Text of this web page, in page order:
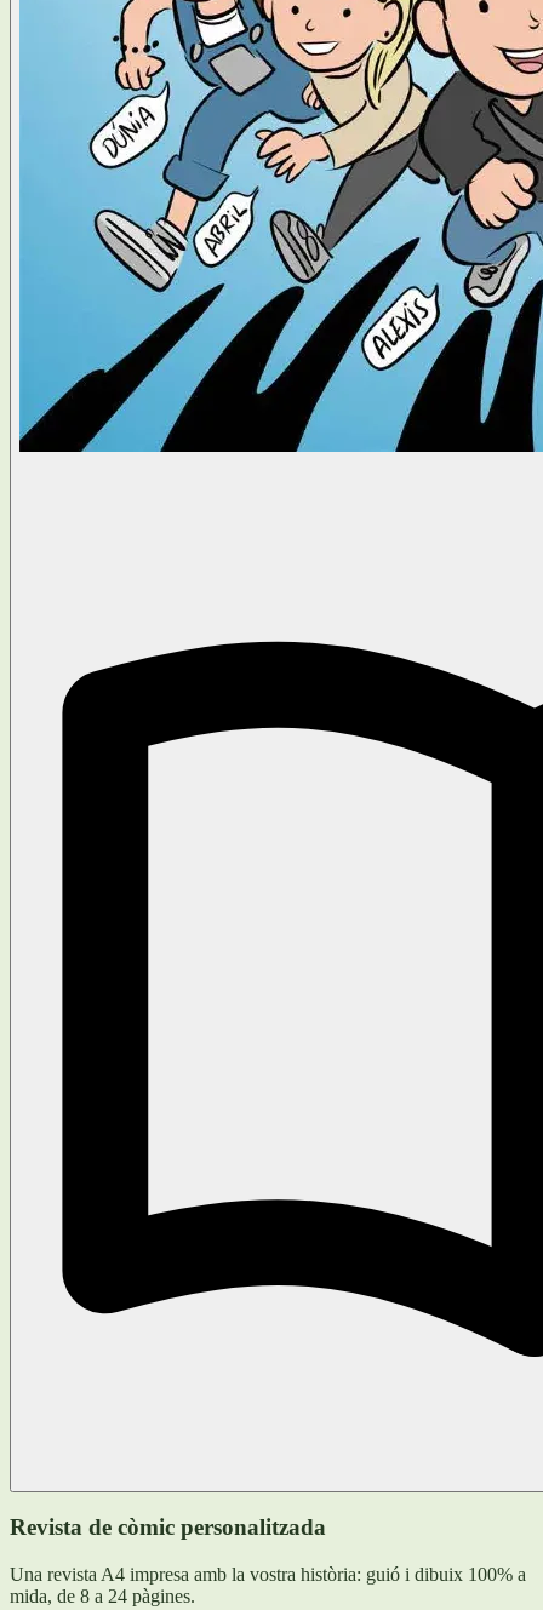
Revista de còmic personalitzada
Una revista A4 impresa amb la vostra història: guió i dibuix 100% a
mida, de 8 a 24 pàgines.